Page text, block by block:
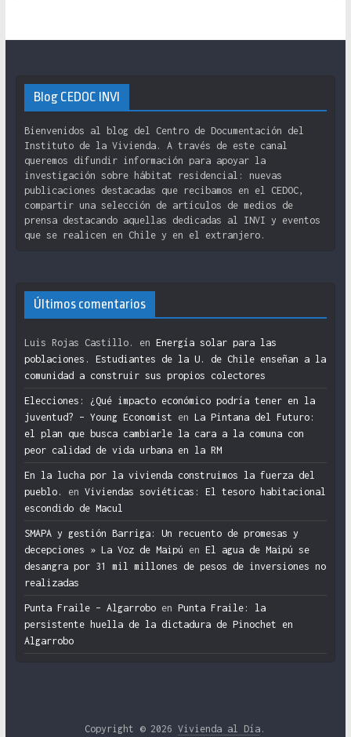
Blog CEDOC INVI
Bienvenidos al blog del Centro de Documentación del
Instituto de la Vivienda. A través de este canal
queremos difundir información para apoyar la
investigación sobre hábitat residencial: nuevas
publicaciones destacadas que recibamos en el CEDOC,
compartir una selección de artículos de medios de
prensa destacando aquellas dedicadas al INVI y eventos
que se realicen en Chile y en el extranjero.
Últimos comentarios
Luis Rojas Castillo. en Energía solar para las
poblaciones. Estudiantes de la U. de Chile enseñan a la
comunidad a construir sus propios colectores
Elecciones: ¿Qué impacto económico podría tener en la
juventud? – Young Economist en La Pintana del Futuro:
el plan que busca cambiarle la cara a la comuna con
peor calidad de vida urbana en la RM
En la lucha por la vivienda construimos la fuerza del
pueblo.
en Viviendas soviéticas: El tesoro habitacional
escondido de Macul
SMAPA y gestión Barriga: Un recuento de promesas y
decepciones » La Voz de Maipú en El agua de Maipú se
desangra por 31 mil millones de pesos de inversiones no
realizadas
Punta Fraile – Algarroboen Punta Fraile: la
persistente huella de la dictadura de Pinochet en
Algarrobo
Copyright © 2026Vivienda al Día .